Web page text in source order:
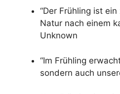
“Der Frühling ist
Natur nach einem
Unknown
“Im Frühling
sondern auch